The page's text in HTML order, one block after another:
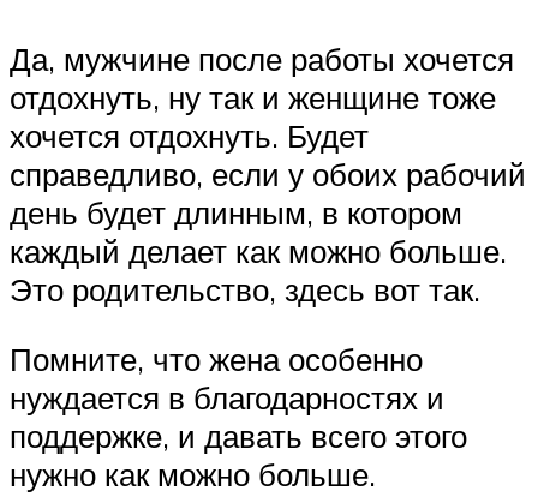
Да, мужчине после работы хочется
отдохнуть, ну так и женщине тоже
хочется отдохнуть. Будет
справедливо, если у обоих рабочий
день будет длинным, в котором
каждый делает как можно больше.
Это родительство, здесь вот так.
Помните, что жена особенно
нуждается в благодарностях и
поддержке, и давать всего этого
нужно как можно больше.